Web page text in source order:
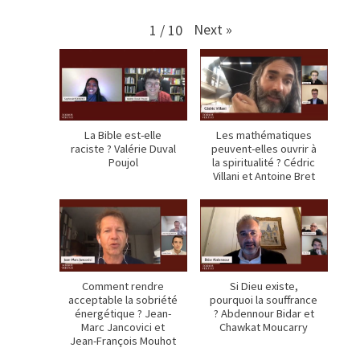
1 / 10 Next »
La Bible est-elle
raciste ? Valérie Duval
Poujol
Les mathématiques
peuvent-elles ouvrir à
la spiritualité ? Cédric
Villani et Antoine Bret
Comment rendre
acceptable la sobriété
énergétique ? Jean-
Marc Jancovici et
Jean-François Mouhot
Si Dieu existe,
pourquoi la souffrance
? Abdennour Bidar et
Chawkat Moucarry